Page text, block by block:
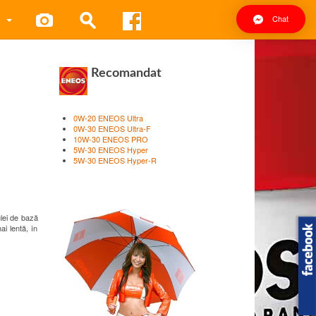
Chat
de bază
lentă, în
Recomandat
0W-20 ENEOS Ultra
0W-30 ENEOS Ultra-F
10W-30 ENEOS PRO
5W-30 ENEOS Hyper
5W-30 ENEOS Hyper-R